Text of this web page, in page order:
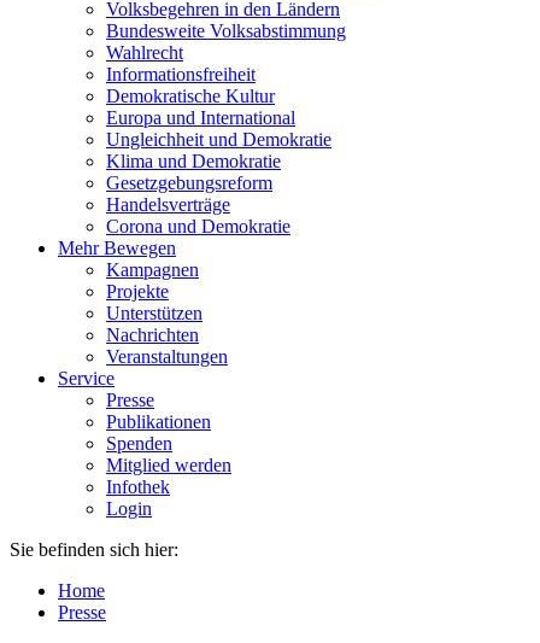
Volksbegehren in den Ländern
Bundesweite Volksabstimmung
Wahlrecht
Informationsfreiheit
Demokratische Kultur
Europa und International
Ungleichheit und Demokratie
Klima und Demokratie
Gesetzgebungsreform
Handelsverträge
Corona und Demokratie
Mehr Bewegen
Kampagnen
Projekte
Unterstützen
Nachrichten
Veranstaltungen
Service
Presse
Publikationen
Spenden
Mitglied werden
Infothek
Login
Sie befinden sich hier:
Home
Presse